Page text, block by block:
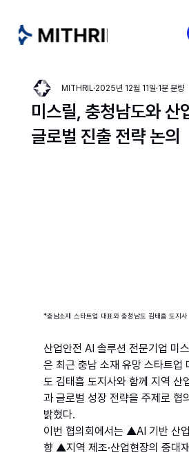
미스릴, 충청남도와 산
글로벌 진출 전략 논의
MITHRIL 2025년 12월 11일 1분 분량
*충남소재 스타트업 대표와 충청남도 김태흠 도지사
산업안전 AI 솔루션 전문기업 미
은 최근 충남 소재 유망 스타트업
도 김태흠 도지사와 함께 지역 산
과 글로벌 성장 전략을 주제로 협
밝혔다.
이번 협의회에서는 ▲AI 기반 산
향 ▲지역 제조·산업현장의 중대